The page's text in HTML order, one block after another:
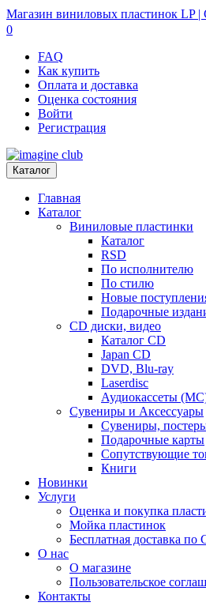
Магазин виниловых пластинок LP |
0
FAQ
Как купить
Оплата и доставка
Оценка состояния
Войти
Регистрация
Каталог
Главная
Каталог
Виниловые пластинки
Каталог
RSD
По исполнителю
По стилю
Новые
Подарочные
CD диски, видео
Каталог CD
Japan CD
DVD, Blu-ray
Laserdisc
Аудиокассеты
Сувениры и Аксессуары
Сувениры,
Подарочные карты
Сопутствующие
Книги
Новинки
Услуги
Оценка и покупка
Мойка пластинок
Бесплатная доставка по
О нас
О магазине
Пользовательское
Контакты